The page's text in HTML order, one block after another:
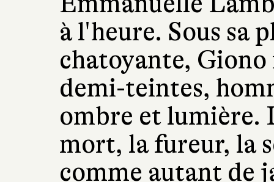
à l'heure. Sous sa
chatoyante,
demi-teintes,
ombre et lumière.
mort, la fureur, la
comme autant de